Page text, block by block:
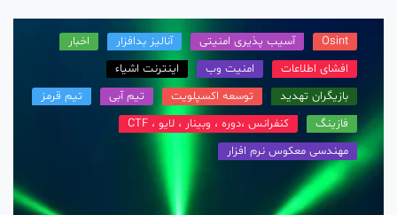
آسیب پذیری امنیتی آنالیز بدافزار
افشای اطلاعات
امنیت وب
اینترنت اشیاء
بازیگران تهدید
توسعه اکسپلویت تیم آبی
تیم قرمز
فازینگ
کنفرانس ،دوره ، وبینار ، لایو ، CTF
مهندسی معکوس نرم افزار